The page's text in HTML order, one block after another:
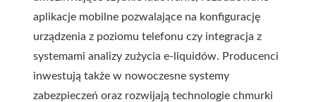
aplikacje mobilne pozwalające na konfigurację
urządzenia z poziomu telefonu czy integracja z
systemami analizy zużycia e-liquidów. Producenci
inwestują także w nowoczesne systemy
zabezpieczeń oraz rozwijają technologie chmurki